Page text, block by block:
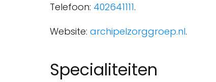
Telefoon: 402641111.
Website: archipelzorggroep.nl.
Specialiteiten